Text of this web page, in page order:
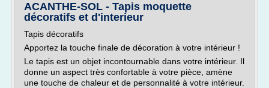
ACANTHE-SOL - Tapis moquette
décoratifs et d'interieur
Tapis décoratifs
Apportez la touche finale de décoration à votre intérieur !
Le tapis est un objet incontournable dans votre intérieur. Il
donne un aspect très confortable à votre pièce, amène
une touche de chaleur et de personnalité à votre intérieur.